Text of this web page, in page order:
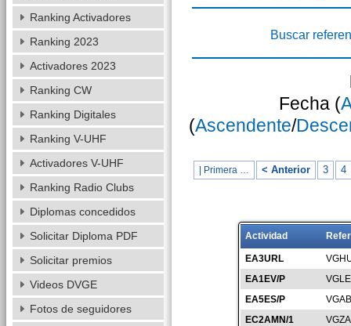
Buscar
Fecha (
(Ascendente/
| Primera … < Anterior 3 4
Actividad
EA3URL
EA1EV/P
EA5ES/P
EC2AMN/1
Ranking Activadores
Ranking 2023
Activadores 2023
Ranking CW
Ranking Digitales
Ranking V-UHF
Activadores V-UHF
Ranking Radio Clubs
Diplomas concedidos
Solicitar Diploma PDF
Solicitar premios
Videos DVGE
Fotos de seguidores